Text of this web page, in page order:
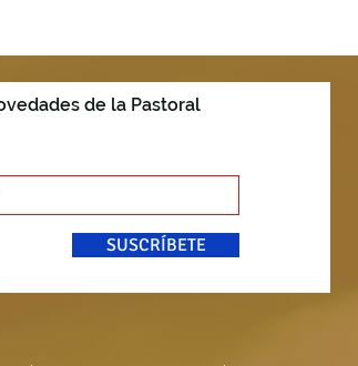
de la Pastoral
SUSCRÍBETE